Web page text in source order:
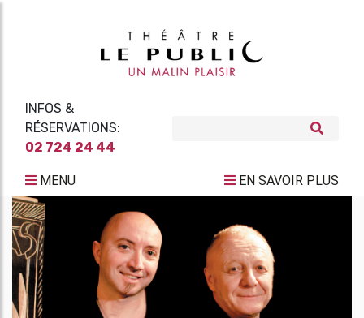
INFOS &
RÉSERVATIONS:
02 724 24 44
MENU EN SAVOIR PLUS